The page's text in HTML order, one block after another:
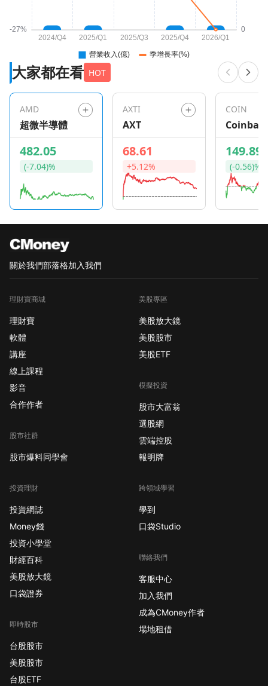
大家都在看 HOT
AMD
超微半導體
482.05
(-7.04)%
AXTI
AXT
68.61
+5.12%
COIN
Global
149.89
(-0.56)%
關於我們部落格加入我們
理財寶商城
理財寶
軟體
講座
線上課程
影音
合作作者
股市社群
股市爆料同學會
投資理財
投資網誌
Money錢
投資小學堂
財經百科
美股放大鏡
口袋證券
即時股市
台股股市
美股股市
台股ETF
美股專區
美股放大鏡
美股股市
美股ETF
模擬投資
股市大富翁
選股網
雲端控股
報明牌
跨領域學習
學到
口袋Studio
聯絡我們
客服中心
加入我們
成為CMoney作者
場地租借